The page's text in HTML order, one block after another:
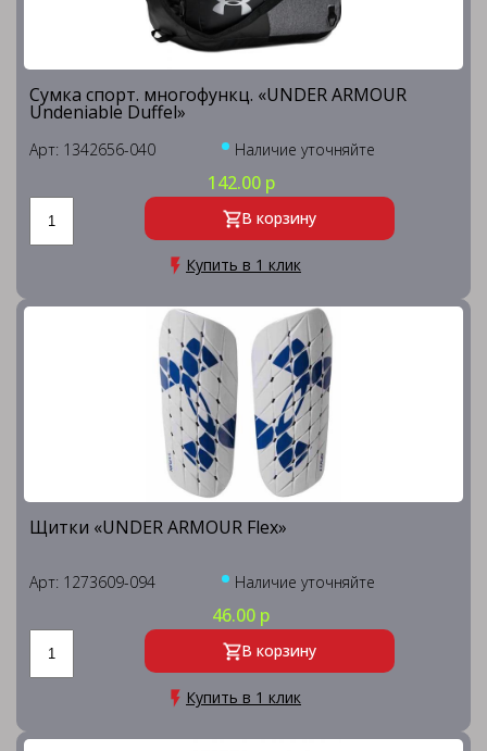
Сумка спорт. многофункц. «UNDER ARMOUR
Undeniable Duffel»
Арт: 1342656-040 Наличие уточняйте
142.00 р
В корзину
Купить в 1 клик
Щитки «UNDER ARMOUR Flex»
Арт: 1273609-094 Наличие уточняйте
46.00 р
В корзину
Купить в 1 клик